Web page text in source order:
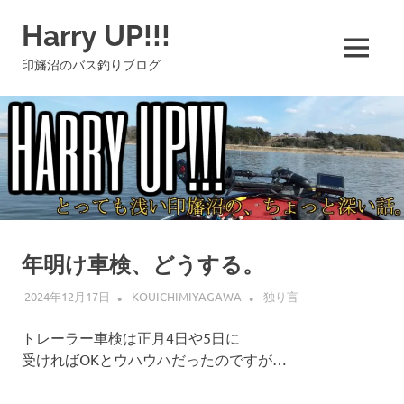
ツ
へ
ス
キ
ッ
プ
Harry UP!!!
印旛沼のバス釣りブログ MENU
年明け車検、どうする。
2024年12月17日 KOUICHIMIYAGAWA 独り言
トレーラー車検は正月4日や5日に
受ければOKとウハウハだったのですが…